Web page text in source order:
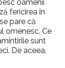
oamenii
fericirea în
pare că
omenesc. Ce
sunt
De aceea,